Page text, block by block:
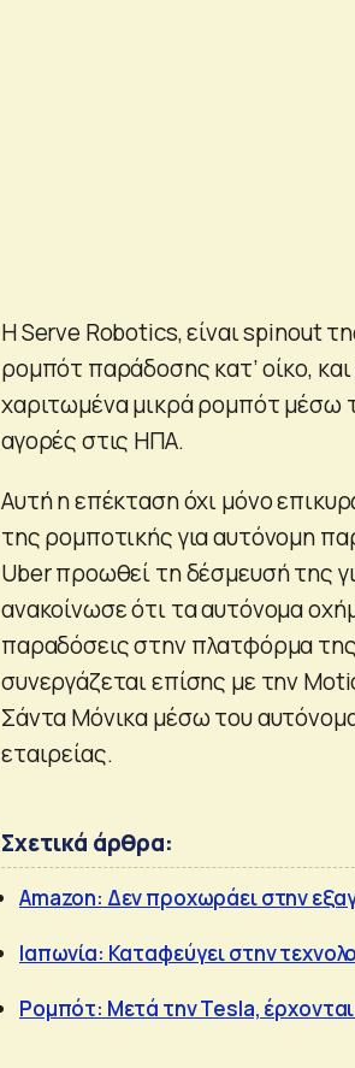
Η Serve Robotics, είναι spinout
ρομπότ παράδοσης κατ’ οίκο,
χαριτωμένα μικρά ρομπότ μέσω
αγορές στις ΗΠΑ.
Αυτή η επέκταση όχι μόνο
της ρομποτικής για αυτόνομη
Uber προωθεί τη δέσμευσή της
ανακοίνωσε ότι τα αυτόνομα
παραδόσεις στην πλατφόρμα
συνεργάζεται επίσης με την
Σάντα Μόνικα μέσω του
εταιρείας.
Σχετικά άρθρα:
Amazon: Δεν προχωράει στην
Ιαπωνία: Καταφεύγει στην
Ρομπότ: Μετά την Tesla, έρχονται